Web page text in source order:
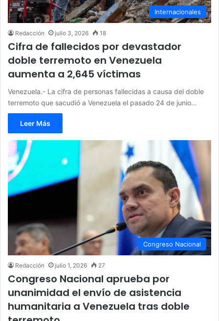
Internacionales
Redacción julio 3, 2026 18
Cifra de fallecidos por devastador
doble terremoto en Venezuela
aumenta a 2,645 víctimas
Venezuela.- La cifra de personas fallecidas a causa del doble
terremoto que sacudió a Venezuela el pasado 24 de junio…
Leer Más
Congreso Nacional
Redacción julio 1, 2026 27
Congreso Nacional aprueba por
unanimidad el envío de asistencia
humanitaria a Venezuela tras doble